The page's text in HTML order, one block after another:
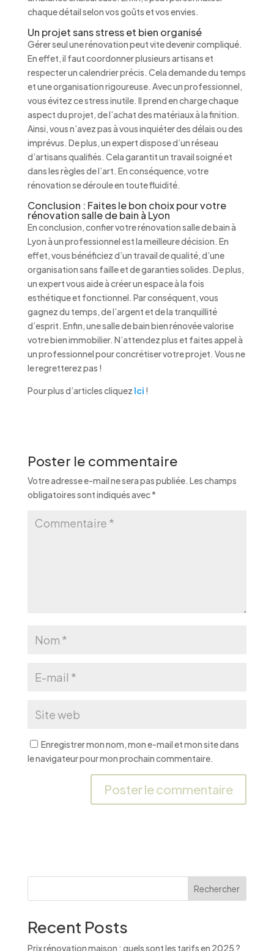
chaque détail selon vos goûts et vos envies.
Un projet sans stress et bien organisé
Gérer seul une rénovation peut vite devenir compliqué.
En effet, il faut coordonner plusieurs artisans et
respecter un calendrier précis. Cela demande du temps
et une organisation rigoureuse. Avec un professionnel,
vous évitez ce stress inutile. Il prend en charge chaque
aspect du projet, de l’achat des matériaux à la finition.
Ainsi, vous n’avez pas à vous inquiéter des délais ou des
imprévus. De plus, un expert dispose d’un réseau
d’artisans qualifiés. Cela garantit un travail soigné et
dans les règles de l’art. En conséquence, votre
rénovation se déroule en toute fluidité.
Conclusion : Faites le bon choix pour votre
rénovation salle de bain à Lyon
En conclusion, confier votre rénovation salle de bain à
Lyon à un professionnel est la meilleure décision. En
effet, vous bénéficiez d’un travail de qualité, d’une
organisation sans faille et de garanties solides. De plus,
un expert vous aide à créer un espace à la fois
esthétique et fonctionnel. Par conséquent, vous
gagnez du temps, de l’argent et de la tranquillité
d’esprit. Enfin, une salle de bain bien rénovée valorise
votre bien immobilier. N’attendez plus et faites appel à
un professionnel pour concrétiser votre projet. Vous ne
le regretterez pas !
Pour plus d’articles cliquez Ici !
Poster le commentaire
Votre adresse e-mail ne sera pas publiée. Les champs
obligatoires sont indiqués avec*
Enregistrer mon nom, mon e-mail et mon site dans
le navigateur pour mon prochain commentaire.
i
Rechercher
Recent Posts
Prix rénovation maison : quels sont les tarifs en 2025 ?